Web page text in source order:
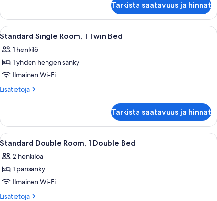
kuvat
1
Queen
Bed
Tarkista saatavuus ja hinnat
Avaa
kaikki
huonetyypin
Standard
Single
Room,
Bed
kuvat
Hotellihuone, jossa on sänky,
6
Standard Single Room, 1 Twin Bed
1 henkilö
1 yhden hengen sänky
Ilmainen Wi-Fi
Lisätietoja
Lisätietoja
Room,
Twin
Tarkista saatavuus ja hinnat
Avaa
kaikki
huonetyypin
Standard
Double
Room,
Makuuhuone, jossa on sänky, kaksi
7
Standard Double Room, 1 Double Bed
2 henkilöä
1 parisänky
Ilmainen Wi-Fi
Lisätietoja
Lisätietoja